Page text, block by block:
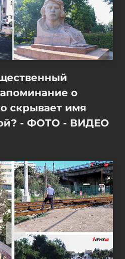
о
скрывает имя
- ФОТО - ВИДЕО